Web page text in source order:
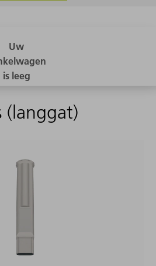
(langgat)